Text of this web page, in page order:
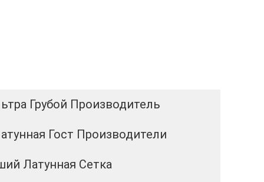
Грубой Производитель
Гост Производители
Латунная Сетка